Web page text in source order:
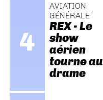
AVIATION
GÉNÉRALE
REX - Le
show
aérien
tourne au
drame